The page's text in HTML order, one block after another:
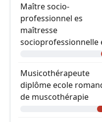
Maître socio-
professionnel es
maîtresse
socioprofessionnelle
Musicothérapeute
diplôme ecole
de muscothérapie